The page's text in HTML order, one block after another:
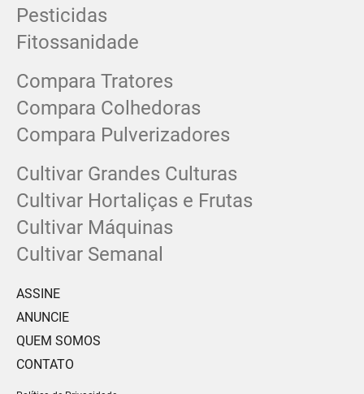
Pesticidas
Fitossanidade
Compara Tratores
Compara Colhedoras
Compara Pulverizadores
Cultivar Grandes Culturas
Cultivar Hortaliças e Frutas
Cultivar Máquinas
Cultivar Semanal
ASSINE
ANUNCIE
QUEM SOMOS
CONTATO